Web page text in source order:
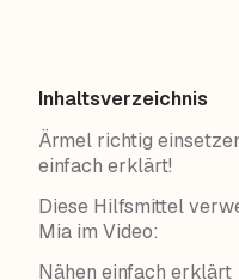
Inhaltsverzeichnis
Ärmel richtig
einfach erklärt!
Diese Hilfsmittel
Mia im Video:
Nähen einfach erklärt